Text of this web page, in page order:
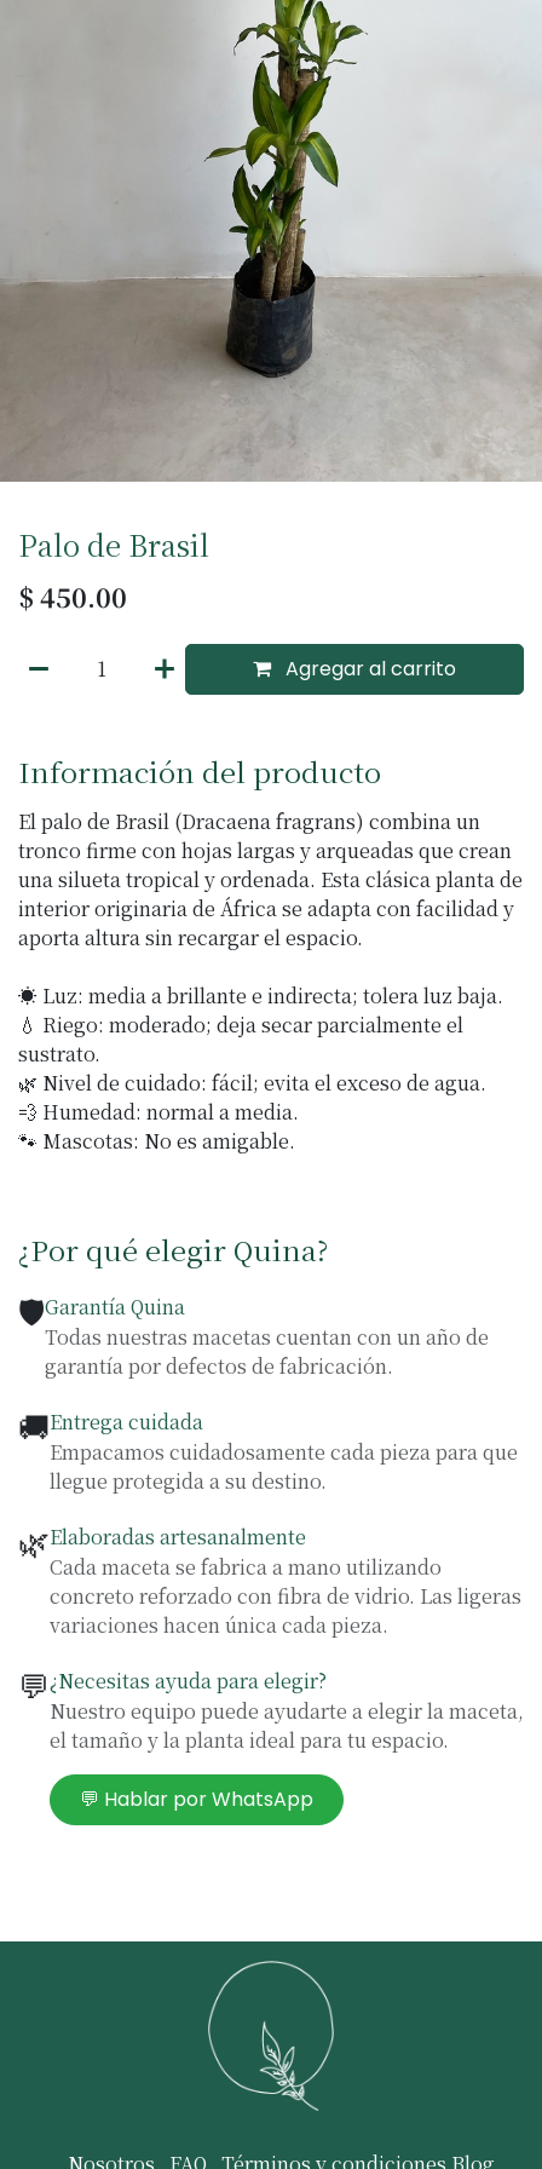
Palo de Brasil
$450.00
Agregar al carrito
Información del producto
El palo de Brasil (Dracaena fragrans) combina un
tronco firme con hojas largas y arqueadas que crean
una silueta tropical y ordenada. Esta clásica planta de
interior originaria de África se adapta con facilidad y
aporta altura sin recargar el espacio.
☀️ Luz: media a brillante e indirecta; tolera luz baja.
💧 Riego: moderado; deja secar parcialmente el
sustrato.
🌿 Nivel de cuidado: fácil; evita el exceso de agua.
💨 Humedad: normal a media.
🐾 Mascotas: No es amigable.
¿Por qué elegir Quina?
🛡️Garantía Quina
Todas nuestras macetas cuentan con un año de
garantía por defectos de fabricación.
🚚Entrega cuidada
Empacamos cuidadosamente cada pieza para que
llegue protegida a su destino.
🌿Elaboradas artesanalmente
Cada maceta se fabrica a mano utilizando
concreto reforzado con fibra de vidrio. Las ligeras
variaciones hacen única cada pieza.
💬¿Necesitas ayuda para elegir?
Nuestro equipo puede ayudarte a elegir la maceta,
el tamaño y la planta ideal para tu espacio.
💬 Hablar por WhatsApp
Nosotros FAQ Términos y condiciones Blog